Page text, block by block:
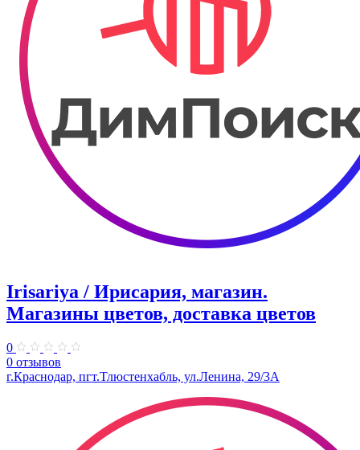
Irisariya / Ирисария, магазин.
Магазины цветов, доставка цветов
0
0 отзывов
г.Краснодар, пгт.Тлюстенхабль, ул.Ленина, 29/3А